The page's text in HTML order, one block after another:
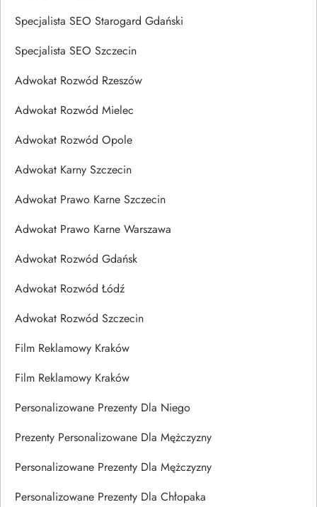
Specjalista SEO Starogard Gdański
Specjalista SEO Szczecin
Adwokat Rozwód Rzeszów
Adwokat Rozwód Mielec
Adwokat Rozwód Opole
Adwokat Karny Szczecin
Adwokat Prawo Karne Szczecin
Adwokat Prawo Karne Warszawa
Adwokat Rozwód Gdańsk
Adwokat Rozwód Łódź
Adwokat Rozwód Szczecin
Film Reklamowy Kraków
Film Reklamowy Kraków
Personalizowane Prezenty Dla Niego
Prezenty Personalizowane Dla Mężczyzny
Personalizowane Prezenty Dla Mężczyzny
Personalizowane Prezenty Dla Chłopaka